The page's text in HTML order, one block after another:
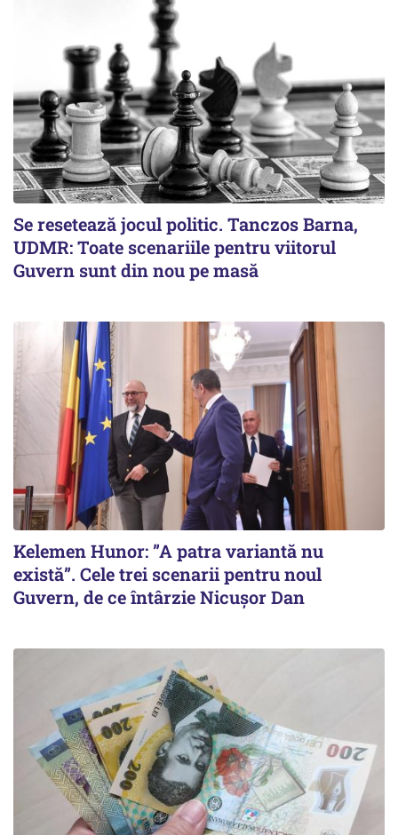
Se resetează jocul politic. Tanczos Barna,
UDMR: Toate scenariile pentru viitorul
Guvern sunt din nou pe masă
Kelemen Hunor: ”A patra variantă nu
există”. Cele trei scenarii pentru noul
Guvern, de ce întârzie Nicușor Dan